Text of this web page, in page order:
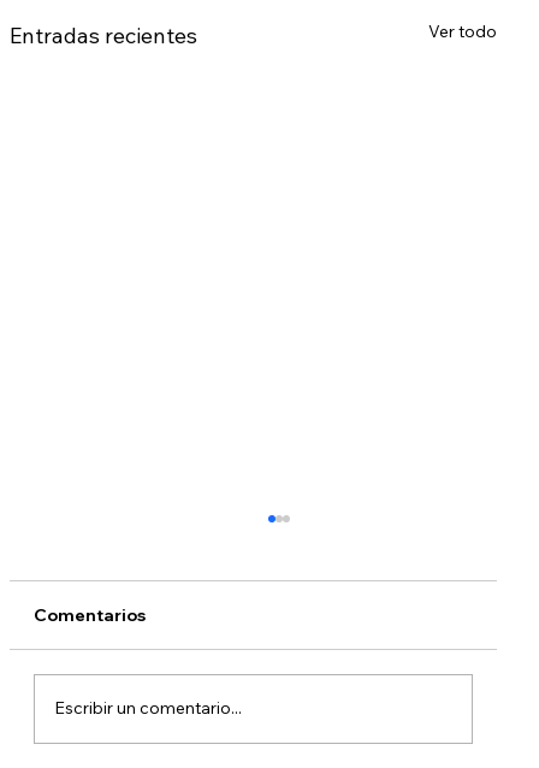
Entradas recientes Ver todo
¿Qué está pasando con DACA?
Comentarios
Escribir un comentario...